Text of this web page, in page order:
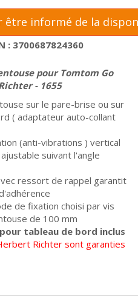
être informé de la
: 3700687824360
pour Tomtom Go
- 1655
sur le pare-brise ou sur
( adaptateur auto-collant
(anti-vibrations ) vertical
suivant l'angle
ressort de rappel garantit
de fixation choisi par vis
de 100 mm
tableau de bord inclus
Richter sont garanties